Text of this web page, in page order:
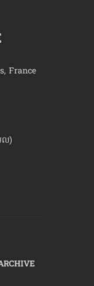
France
ល)